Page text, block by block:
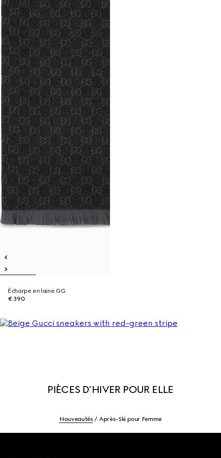
Écharpe en laine GG
€ 390
PIÈCES D’HIVER POUR ELLE
Nouveautés Après-Ski pour Femme